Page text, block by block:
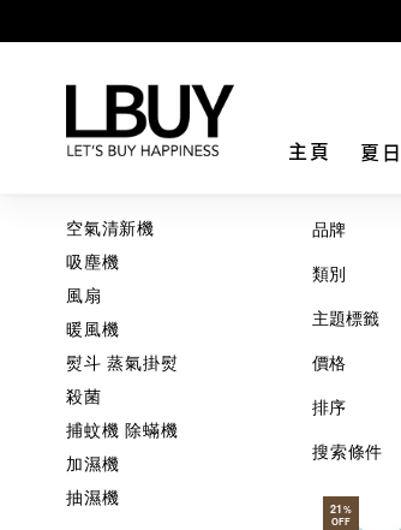
主頁 夏
空氣清新機
吸塵機
風扇
暖風機
熨斗 蒸氣掛熨
殺菌
捕蚊機 除蟎機
加濕機
抽濕機
品牌
類別
主題標籤
價格
排序
搜索條件
21%
OFF